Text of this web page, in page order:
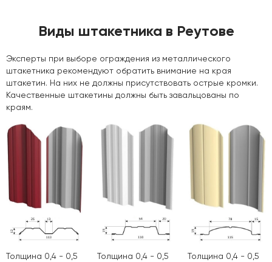
Виды штакетника в Реутове
Эксперты при выборе ограждения из металлического
штакетника рекомендуют обратить внимание на края
штакетин. На них не должны присутствовать острые кромки.
Качественные штакетины должны быть завальцованы по
краям.
Толщина 0,4 - 0,5
Толщина 0,4 - 0,5
Толщина 0,4 - 0,5